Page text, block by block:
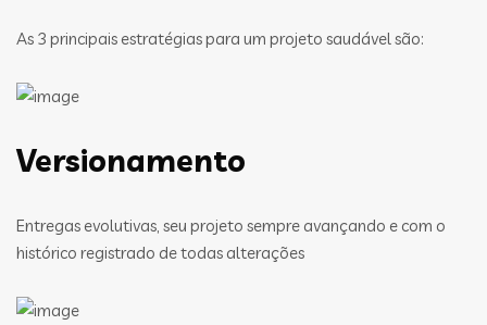
As 3 principais estratégias para um projeto saudável são:
Versionamento
Entregas evolutivas, seu projeto sempre avançando e com o
histórico registrado de todas alterações